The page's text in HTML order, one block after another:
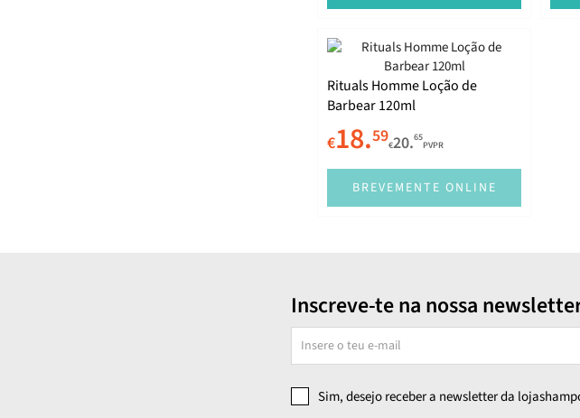
Rituals Homme Loção de
Barbear 120ml
€18.59€20.65
PVPR
BREVEMENTE ONLINE
Inscreve-te na nossa
Sim, desejo receber a newsletter da